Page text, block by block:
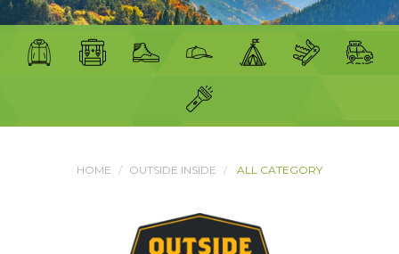
HOME OUTSIDE INSIDE ALL CATEGORY